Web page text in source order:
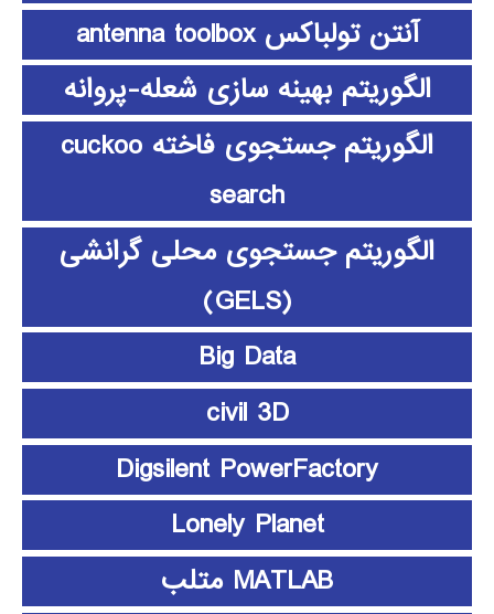
آنتن تولباکس antenna toolbox
الگوریتم بهینه سازی شعله-پروانه
الگوریتم جستجوی فاخته cuckoo
search
الگوریتم جستجوی محلی گرانشی
(GELS)
Big Data
civil 3D
Digsilent PowerFactory
Lonely Planet
MATLAB متلب